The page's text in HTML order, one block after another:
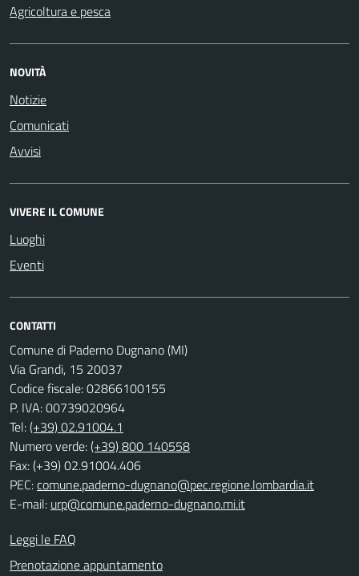
Agricoltura e pesca
NOVITÀ
Notizie
Comunicati
Avvisi
VIVERE IL COMUNE
Luoghi
Eventi
CONTATTI
Comune di Paderno Dugnano (MI)
Via Grandi, 15 20037
Codice fiscale: 02866100155
P. IVA: 00739020964
Tel:(+39) 02.91004.1
Numero verde:(+39) 800 140558
Fax: (+39) 02.91004.406
PEC:comune.paderno-dugnano@pec.regione.lombardia.it
E-mail: urp@comune.paderno-dugnano.mi.it
Leggi le FAQ
Prenotazione appuntamento